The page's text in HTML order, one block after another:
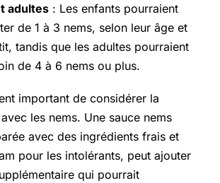
adultes : Les enfants pourraient
de 1 à 3 nems, selon leur âge et
tandis que les adultes pourraient
de 4 à 6 nems ou plus.
important de considérer la
les nems. Une sauce nems
avec des ingrédients frais et
pour les intolérants, peut ajouter
qui pourrait